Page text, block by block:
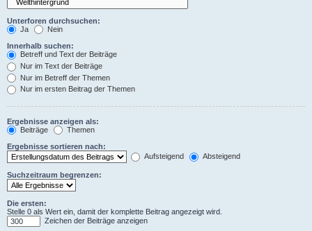
Unterforen durchsuchen:
Ja
Nein
Innerhalb suchen:
Betreff und Text der Beiträge
Nur im Text der Beiträge
Nur im Betreff der Themen
Nur im ersten Beitrag der Themen
Ergebnisse anzeigen als:
Beiträge
Themen
Ergebnisse sortieren nach:
Aufsteigend
Absteigend
Suchzeitraum begrenzen:
Die ersten:
Stelle 0 als Wert ein, damit der komplette Beitrag angezeigt wird.
Zeichen der Beiträge anzeigen